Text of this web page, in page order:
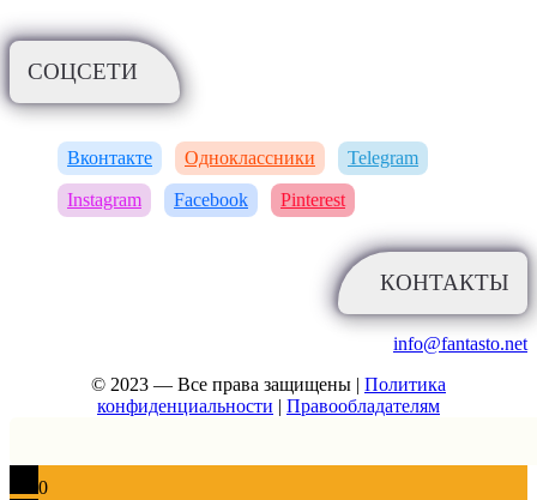
СОЦСЕТИ
Вконтакте Одноклассники Telegram
Instagram Facebook Pinterest
КОНТАКТЫ
info@fantasto.net
© 2023 — Все права защищены | Политика
конфиденциальности | Правообладателям
0